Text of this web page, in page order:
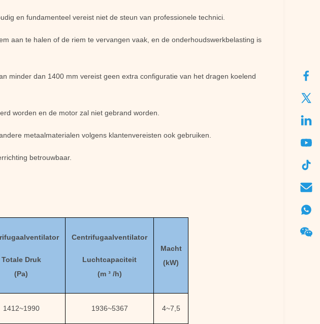
en fundamenteel vereist niet de steun van professionele technici.
aan te halen of de riem te vervangen vaak, en de onderhoudswerkbelasting is
minder dan 1400 mm vereist geen extra configuratie van het dragen koelend
worden en de motor zal niet gebrand worden.
metaalmaterialen volgens klantenvereisten ook gebruiken.
betrouwbaar.
Totale Druk
(Pa)
Centrifugaalventilator
Luchtcapaciteit
(m ³ /h)
Macht
(kW)
1412~1990 1936~5367 4~7,5